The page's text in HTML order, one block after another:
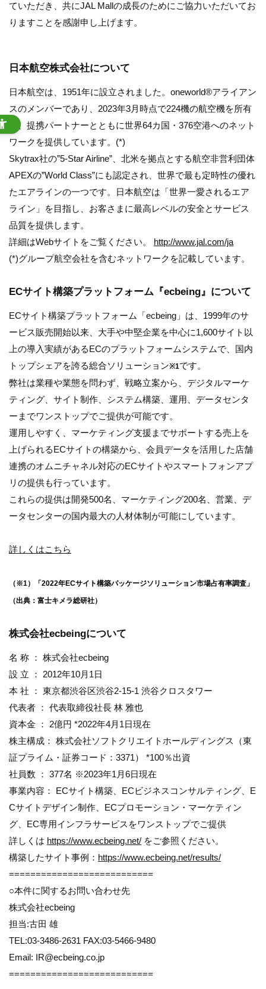
ていただき、共にJAL Mallの成長のためにご協力いただいてお
りますことを感謝申し上げます。
日本航空株式会社について
日本航空は、1951年に設立されました。oneworld®アライアン
スのメンバーであり、2023年3月時点で224機の航空機を所有
し、提携パートナーとともに世界64カ国・376空港へのネット
ワークを提供しています。(*)
Skytrax社の”5-Star Airline”、北米を拠点とする航空非営利団体
APEXの”World Class”にも認定され、世界で最も定時性の優れ
たエアラインの一つです。日本航空は「世界一愛されるエア
ライン」を目指し、お客さまに最高レベルの安全とサービス
品質を提供します。
詳細はWebサイトをご覧ください。 http://www.jal.com/ja
(*)グループ航空会社を含むネットワークを記載しています。
ECサイト構築プラットフォーム『ecbeing』について
ECサイト構築プラットフォーム「ecbeing」は、1999年のサ
ービス販売開始以来、大手や中堅企業を中心に1,600サイト以
上の導入実績があるECのプラットフォームシステムで、国内
トップシェアを誇る総合ソリューション※1です。
弊社は業種や業態を問わず、戦略立案から、デジタルマーケ
ティング、サイト制作、システム構築、運用、データセンタ
ーまでワンストップでご提供が可能です。
運用しやすく、マーケティング支援までサポートする売上を
上げられるECサイトの構築から、会員データを活用した店舗
連携のオムニチャネル対応のECサイトやスマートフォンアプ
リの提供も行っています。
これらの提供は開発500名、マーケティング200名、営業、デ
ータセンターの国内最大の人材体制が可能にしています。
詳しくはこちら
（※1）「2022年ECサイト構築パッケージソリューション市場占有率調査」
（出典：富士キメラ総研社）
株式会社ecbeingについて
名 称 ： 株式会社ecbeing
設 立 ： 2012年10月1日
本 社 ： 東京都渋谷区渋谷2-15-1 渋谷クロスタワー
代表者 ： 代表取締役社長 林 雅也
資本金 ： 2億円 *2022年4月1日現在
株主構成： 株式会社ソフトクリエイトホールディングス（東
証プライム・証券コード：3371） *100％出資
社員数 ： 377名 ※2023年1月6日現在
事業内容： ECサイト構築、ECビジネスコンサルティング、E
Cサイトデザイン制作、ECプロモーション・マーケティン
グ、EC専用インフラサービスをワンストップでご提供
詳しくは https://www.ecbeing.net/ をご参照ください。
構築したサイト事例： https://www.ecbeing.net/results/
===========================
○本件に関するお問い合わせ先
株式会社ecbeing
担当:古田 雄
TEL:03-3486-2631 FAX:03-5466-9480
Email: IR@ecbeing.co.jp
===========================